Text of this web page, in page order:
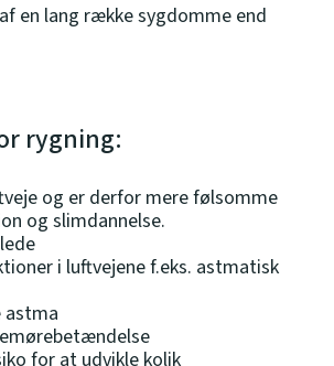
en lang række sygdomme end
rygning:
og er derfor mere følsomme
og slimdannelse.
i luftvejene f.eks. astmatisk
astma
for at udvikle kolik